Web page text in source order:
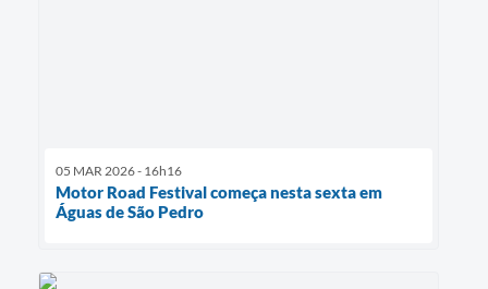
05 MAR 2026 - 16h16
Motor Road Festival começa nesta sexta em
Águas de São Pedro